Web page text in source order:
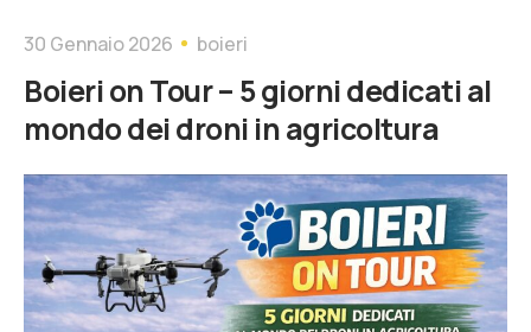
30 Gennaio 2026 boieri
Boieri on Tour – 5 giorni dedicati al
mondo dei droni in agricoltura